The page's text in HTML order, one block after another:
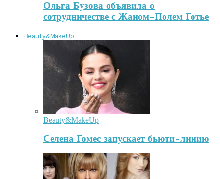
Ольга Бузова объявила о
сотрудничестве с Жаном-Полем Готье
Beauty&MakeUp
Beauty&MakeUp
Селена Гомес запускает бьюти-линию